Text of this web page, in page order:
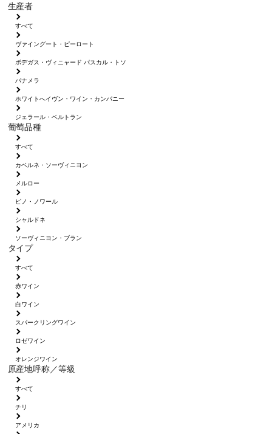
生産者
すべて
ヴァイングート・ピーロート
ボデガス・ヴィニャード パスカル・トソ
パナメラ
ホワイトへイヴン・ワイン・カンパニー
ジェラール・ベルトラン
葡萄品種
すべて
カベルネ・ソーヴィニヨン
メルロー
ピノ・ノワール
シャルドネ
ソーヴィニヨン・ブラン
タイプ
すべて
赤ワイン
白ワイン
スパークリングワイン
ロゼワイン
オレンジワイン
原産地呼称／等級
すべて
チリ
アメリカ